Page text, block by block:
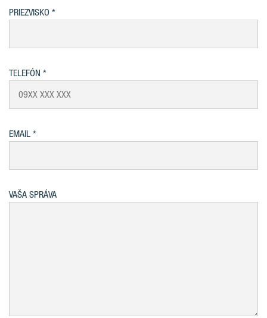
PRIEZVISKO
TELEFÓN
EMAIL
VAŠA SPRÁVA